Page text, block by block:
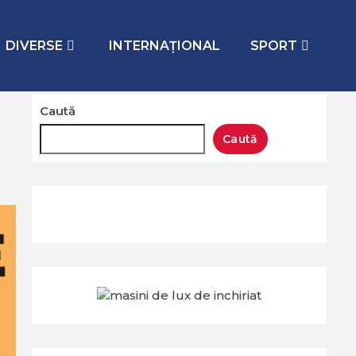
DIVERSE INTERNAŢIONAL SPORT
Caută
Caută